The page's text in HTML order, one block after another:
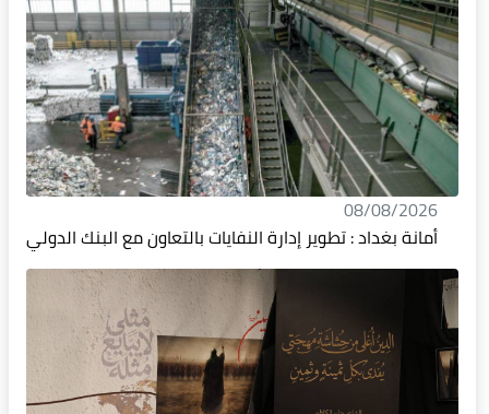
08/08/2026
أمانة بغداد : تطوير إدارة النفايات بالتعاون مع البنك الدولي